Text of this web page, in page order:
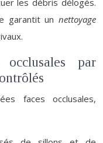
les débris délogés.
garantit un nettoyage
par
faces occlusales,